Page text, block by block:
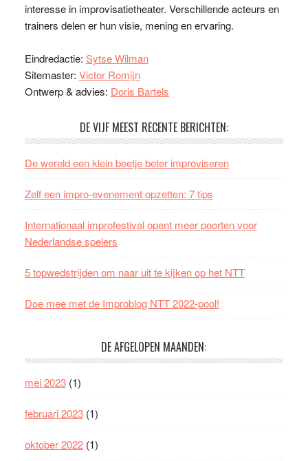
interesse in improvisatietheater. Verschillende acteurs en
trainers delen er hun visie, mening en ervaring.
Eindredactie: Sytse Wilman
Sitemaster: Victor Romijn
Ontwerp & advies: Doris Bartels
DE VIJF MEEST RECENTE BERICHTEN:
De wereld een klein beetje beter improviseren
Zelf een impro-evenement opzetten: 7 tips
Internationaal improfestival opent meer poorten voor
Nederlandse spelers
5 topwedstrijden om naar uit te kijken op het NTT
Doe mee met de Improblog NTT 2022-pool!
DE AFGELOPEN MAANDEN:
mei 2023(1)
februari 2023(1)
oktober 2022(1)